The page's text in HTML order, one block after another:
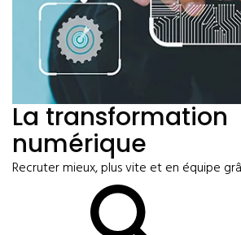
La transformation
numérique
Recruter mieux, plus vite et en équipe